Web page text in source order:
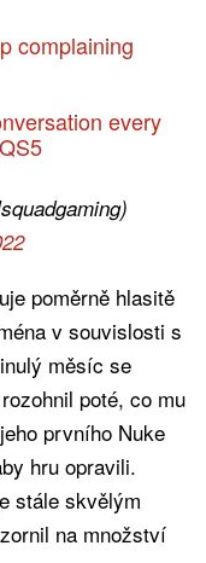
complaining
every
poměrně hlasitě
v souvislosti s
měsíc se
poté, co mu
prvního Nuke
hru opravili.
stále skvělým
na množství